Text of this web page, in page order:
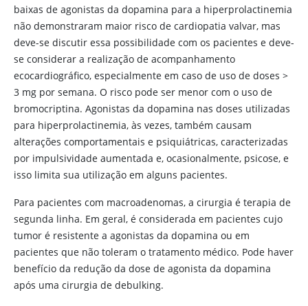
baixas de agonistas da dopamina para a hiperprolactinemia
não demonstraram maior risco de cardiopatia valvar, mas
deve-se discutir essa possibilidade com os pacientes e deve-
se considerar a realização de acompanhamento
ecocardiográfico, especialmente em caso de uso de doses >
3 mg por semana. O risco pode ser menor com o uso de
bromocriptina. Agonistas da dopamina nas doses utilizadas
para hiperprolactinemia, às vezes, também causam
alterações comportamentais e psiquiátricas, caracterizadas
por impulsividade aumentada e, ocasionalmente, psicose, e
isso limita sua utilização em alguns pacientes.
Para pacientes com macroadenomas, a cirurgia é terapia de
segunda linha. Em geral, é considerada em pacientes cujo
tumor é resistente a agonistas da dopamina ou em
pacientes que não toleram o tratamento médico. Pode haver
benefício da redução da dose de agonista da dopamina
após uma cirurgia de debulking.